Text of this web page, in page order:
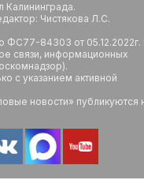
Калининграда.
Чистякова Л.С.
ФС77-84303 от
связи, информационных
с указанием активной
новости» публикуются